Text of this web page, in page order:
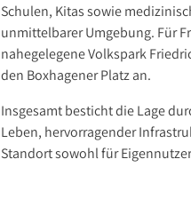
Schulen, Kitas sowie
unmittelbarer Umgebung. Für
nahegelegene Volkspark
den Boxhagener Platz an.
Insgesamt besticht die Lage
Leben, hervorragender
Standort sowohl für